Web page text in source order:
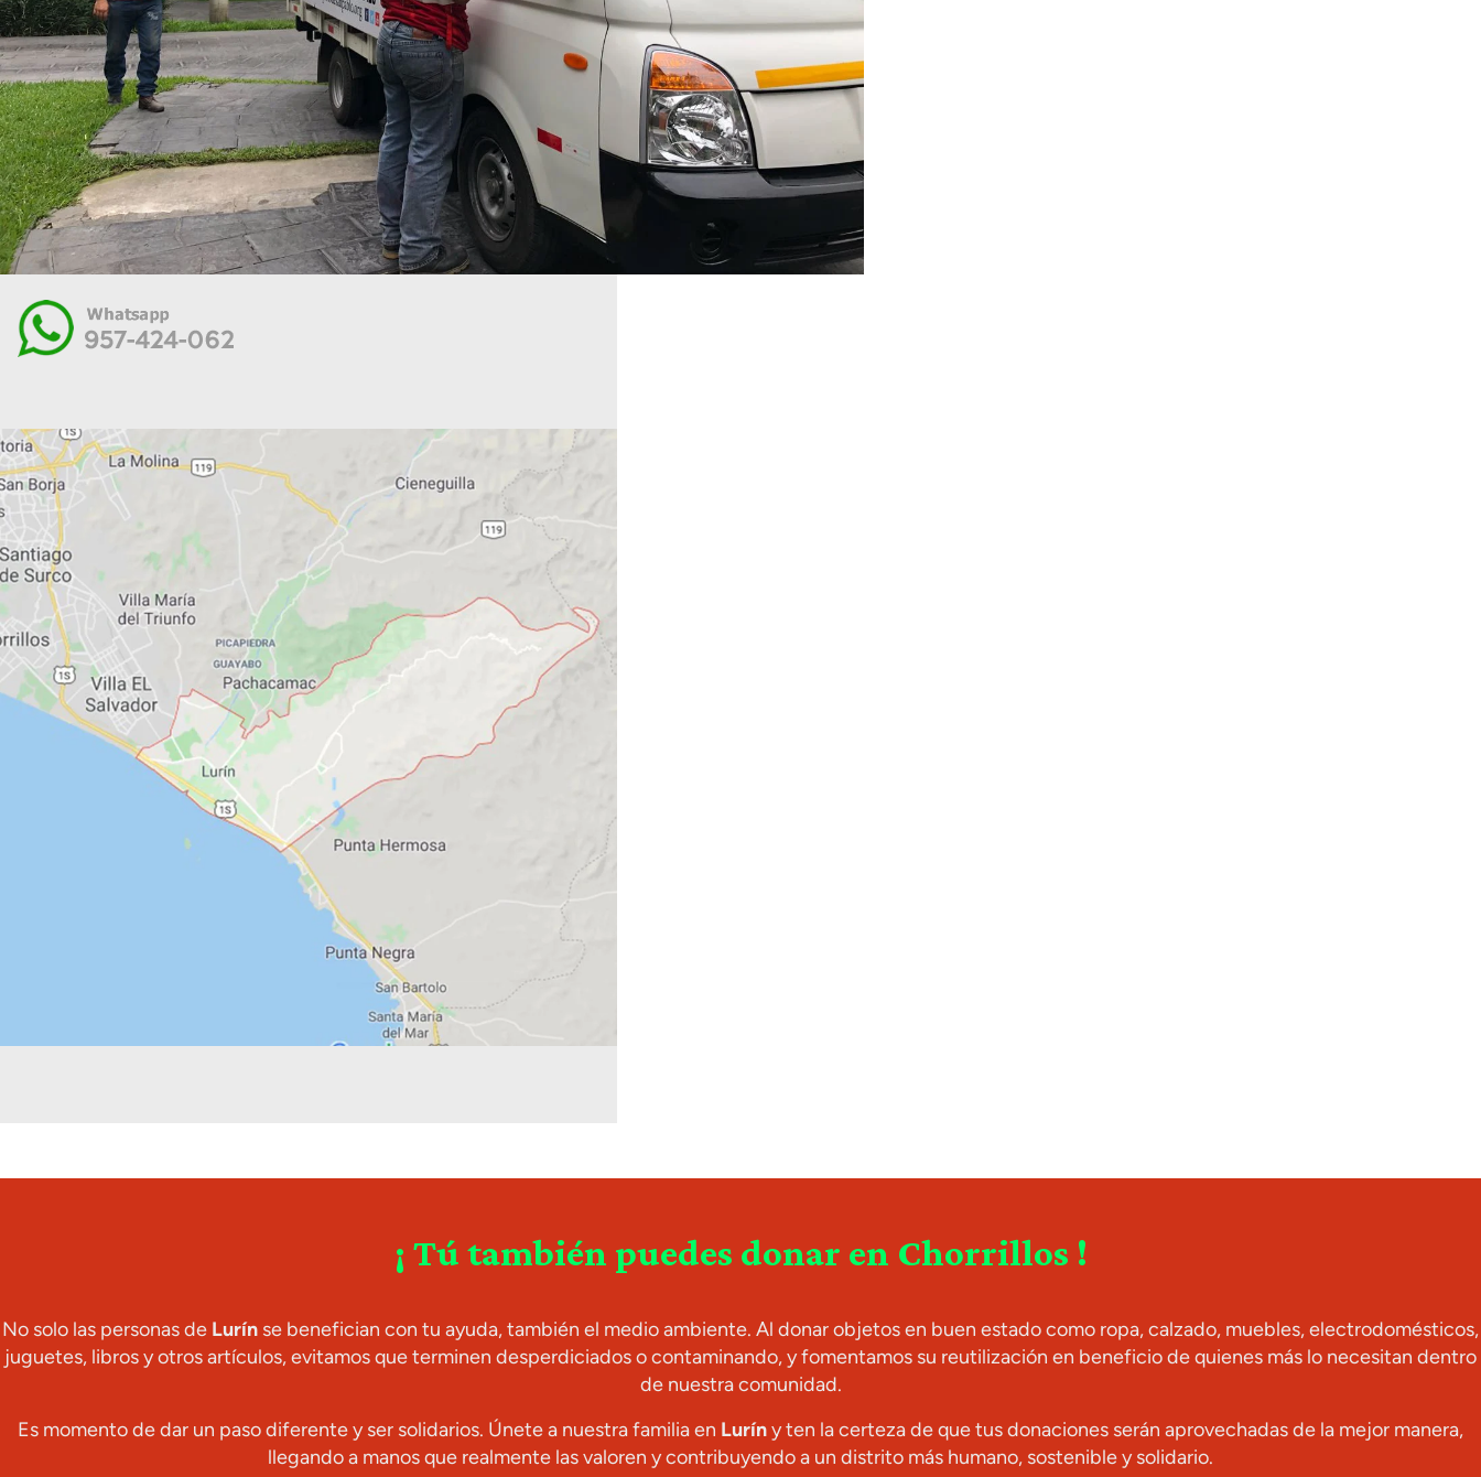
¡ Tú también puedes donar en Chorrillos !
No solo las personas de Lurín se benefician con tu ayuda, también el medio ambiente. Al donar objetos en buen estado como ropa, calzado, muebles, electrodomésticos,
juguetes, libros y otros artículos, evitamos que terminen desperdiciados o contaminando, y fomentamos su reutilización en beneficio de quienes más lo necesitan dentro
de nuestra comunidad.
Es momento de dar un paso diferente y ser solidarios. Únete a nuestra familia en Luríny ten la certeza de que tus donaciones serán aprovechadas de la mejor manera,
llegando a manos que realmente las valoren y contribuyendo a un distrito más humano, sostenible y solidario.